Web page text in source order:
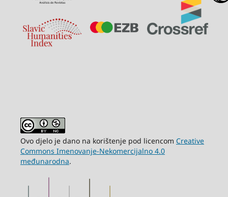
Ovo djelo je dano na korištenje pod licencom Creative
Commons Imenovanje-Nekomercijalno 4.0
međunarodna.